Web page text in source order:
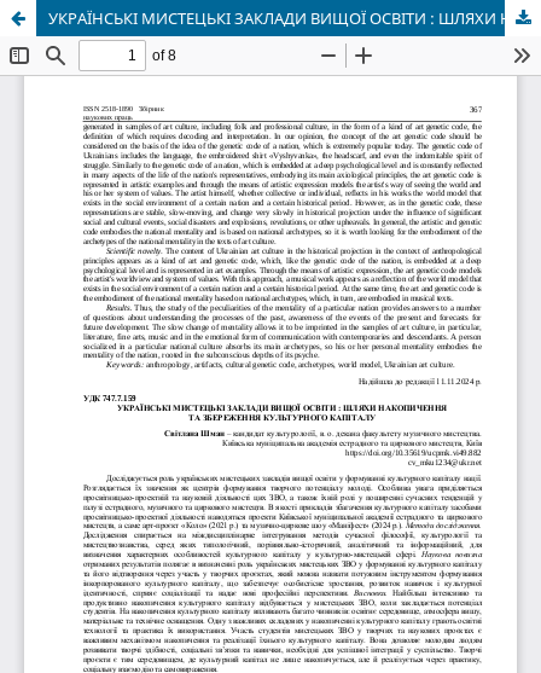
УКРАЇНСЬКІ МИСТЕЦЬКІ ЗАКЛАДИ ВИЩОЇ ОСВІТИ : ШЛЯХИ НАКОПИЧЕННЯ ТА ЗБЕРЕЖЕННЯ КУЛЬТУРНОГО КАПІТАЛУ